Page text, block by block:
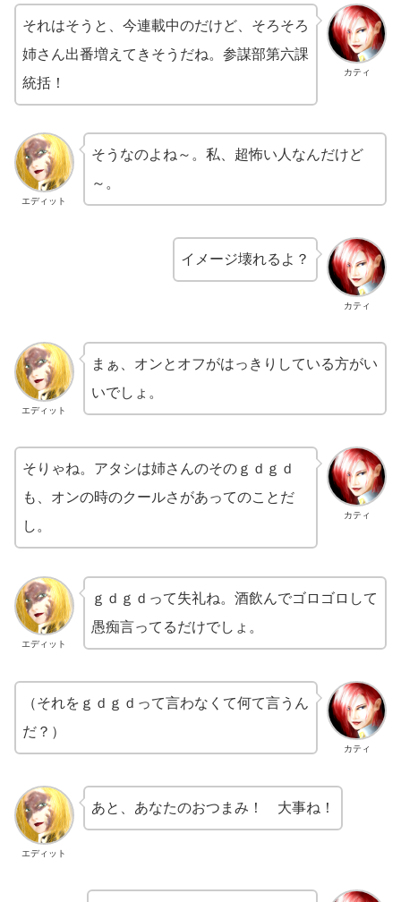
カティ
それはそうと、今連載中のだけど、そろそろ
姉さん出番増えてきそうだね。参謀部第六課
統括！
エディット
そうなのよね～。私、超怖い人なんだけど
～。
カティ
イメージ壊れるよ？
エディット
まぁ、オンとオフがはっきりしている方がい
いでしょ。
カティ
そりゃね。アタシは姉さんのそのｇｄｇｄ
も、オンの時のクールさがあってのことだ
し。
エディット
ｇｄｇｄって失礼ね。酒飲んでゴロゴロして
愚痴言ってるだけでしょ。
カティ
（それをｇｄｇｄって言わなくて何て言うん
だ？）
エディット
あと、あなたのおつまみ！ 大事ね！